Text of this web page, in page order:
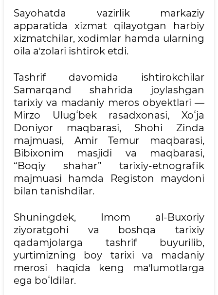
Sayohatda vazirlik markaziy
apparatida xizmat qilayotgan harbiy
xizmatchilar, xodimlar hamda ularning
oila aʼzolari ishtirok etdi.
Tashrif davomida ishtirokchilar
Samarqand shahrida joylashgan
tarixiy va madaniy meros obyektlari —
Mirzo Ulugʻbek rasadxonasi, Xoʻja
Doniyor maqbarasi, Shohi Zinda
majmuasi, Amir Temur maqbarasi,
Bibixonim masjidi va maqbarasi,
“Boqiy shahar” tarixiy-etnografik
majmuasi hamda Registon maydoni
bilan tanishdilar.
Shuningdek, Imom al-Buxoriy
ziyoratgohi va boshqa tarixiy
qadamjolarga tashrif buyurilib,
yurtimizning boy tarixi va madaniy
merosi haqida keng maʼlumotlarga
ega boʻldilar.